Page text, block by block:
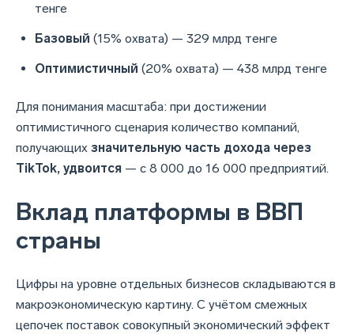
тенге
Базовый (15% охвата) — 329 млрд тенге
Оптимистичный (20% охвата) — 438 млрд тенге
Для понимания масштаба: при достижении
оптимистичного сценария количество компаний,
получающих значительную часть дохода через
TikTok, удвоится — с 8 000 до 16 000 предприятий.
Вклад платформы в ВВП
страны
Цифры на уровне отдельных бизнесов складываются в
макроэкономическую картину. С учётом смежных
цепочек поставок совокупный экономический эффект